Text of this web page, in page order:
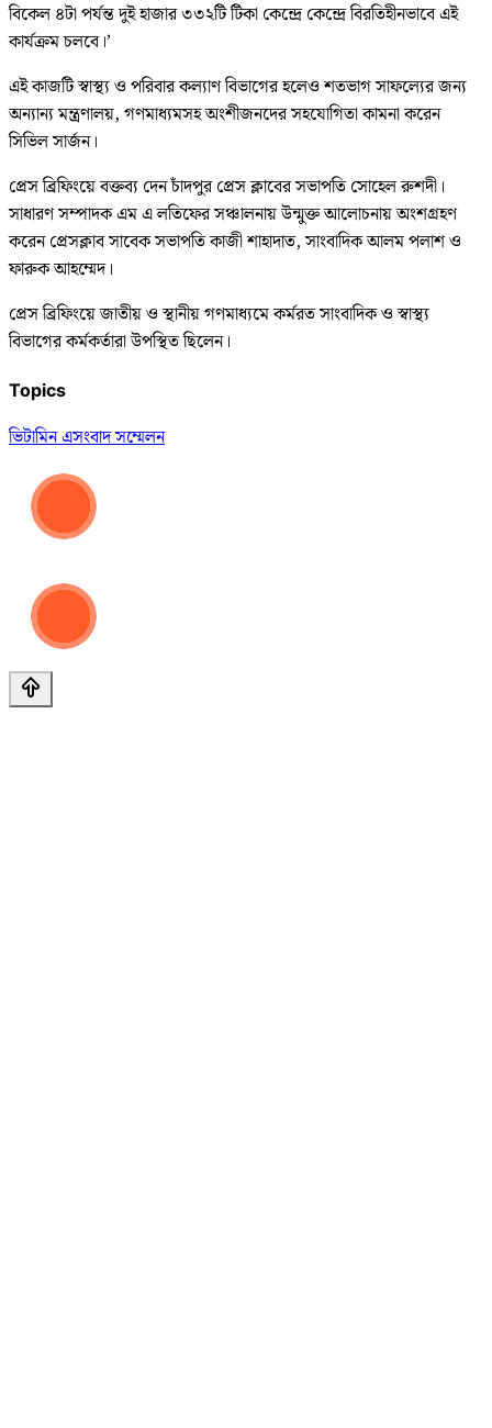
বিকেল ৪টা পর্যন্ত দুই হাজার ৩৩২টি টিকা কেন্দ্রে কেন্দ্রে বিরতিহীনভাবে এই
কার্যক্রম চলবে।’
এই কাজটি স্বাস্থ্য ও পরিবার কল্যাণ বিভাগের হলেও শতভাগ সাফল্যের জন্য
অন্যান্য মন্ত্রণালয়, গণমাধ্যমসহ অংশীজনদের সহযোগিতা কামনা করেন
সিভিল সার্জন।
প্রেস ব্রিফিংয়ে বক্তব্য দেন চাঁদপুর প্রেস ক্লাবের সভাপতি সোহেল রুশদী।
সাধারণ সম্পাদক এম এ লতিফের সঞ্চালনায় উন্মুক্ত আলোচনায় অংশগ্রহণ
করেন প্রেসক্লাব সাবেক সভাপতি কাজী শাহাদাত, সাংবাদিক আলম পলাশ ও
ফারুক আহম্মেদ।
প্রেস ব্রিফিংয়ে জাতীয় ও স্থানীয় গণমাধ্যমে কর্মরত সাংবাদিক ও স্বাস্থ্য
বিভাগের কর্মকর্তারা উপস্থিত ছিলেন।
Topics
ভিটামিন এসংবাদ সম্মেলন